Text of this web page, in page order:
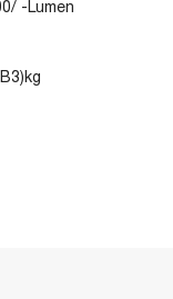
-Lumen